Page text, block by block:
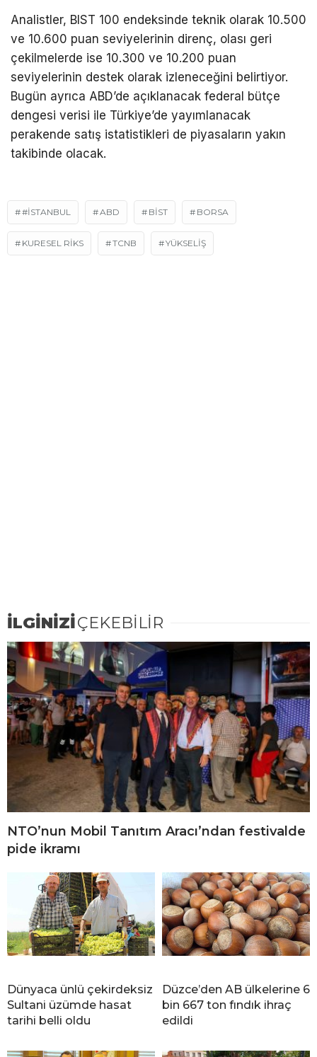
Analistler, BIST 100 endeksinde teknik olarak 10.500
ve 10.600 puan seviyelerinin direnç, olası geri
çekilmelerde ise 10.300 ve 10.200 puan
seviyelerinin destek olarak izleneceğini belirtiyor.
Bugün ayrıca ABD’de açıklanacak federal bütçe
dengesi verisi ile Türkiye’de yayımlanacak
perakende satış istatistikleri de piyasaların yakın
takibinde olacak.
#İSTANBUL ABD BIST BORSA
KURESEL RİKS TCNB YÜKSELIŞ
İLGİNİZİÇEKEBİLİR
NTO’nun Mobil Tanıtım Aracı’ndan festivalde
pide ikramı
Dünyaca ünlü çekirdeksiz
Sultani üzümde hasat
tarihi belli oldu
Düzce’den AB ülkelerine 6
bin 667 ton fındık ihraç
edildi